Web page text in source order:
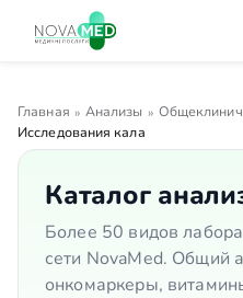
Главная » Анализы »
Исследования кала
Каталог
Более 50 видов
сети NovaMed. Общий
онкомаркеры,